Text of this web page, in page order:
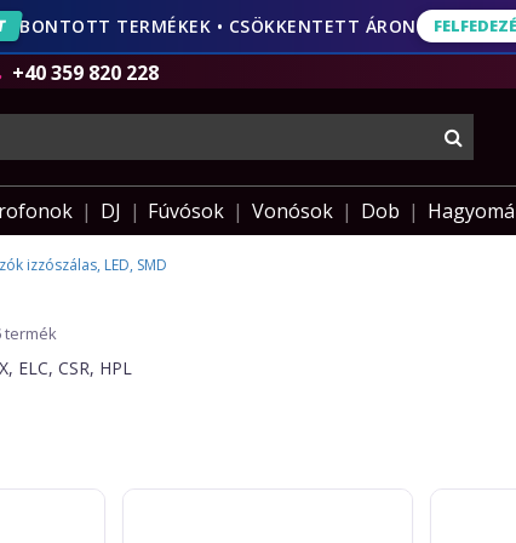
BONTOTT TERMÉKEK • CSÖKKENTETT ÁRON
20 ÉVE VELED • AKÁR 49% KEDVEZMÉNY FELFEDEZÉS
+40 359 820 228
DJ Fúvósok Vonósok Dob
izzószálas, LED, SMD
termék
ELC, CSR, HPL
Omnilux
Omnilux